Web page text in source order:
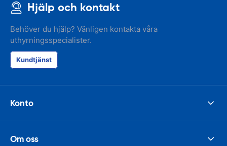
Hjälp och kontakt
Behöver du hjälp? Vänligen kontakta våra
uthyrningsspecialister.
Kundtjänst
Konto
Om oss